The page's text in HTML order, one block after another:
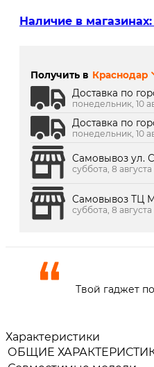
Наличие в магазинах:
г. Краснодар, ТК
Получить в Краснодар
Доставка по
понедельник, 10
Доставка по
понедельник, 10
Самовывоз ул.
суббота, 8 августа
Самовывоз ТЦ
суббота, 8 августа
Твой гаджет
Характеристики
ОБЩИЕ